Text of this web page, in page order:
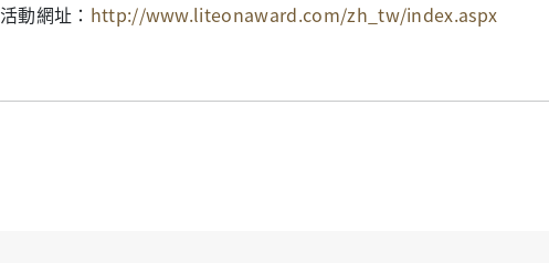
活動網址： http://www.liteonaward.com/zh_tw/index.aspx